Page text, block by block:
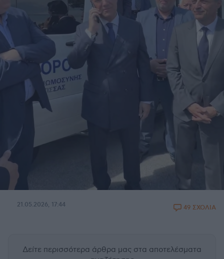
21.05.2026, 17:44 49 ΣΧΟΛΙΑ
Δείτε περισσότερα άρθρα μας στα αποτελέσματα